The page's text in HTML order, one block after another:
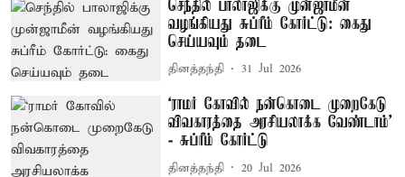
செந்தில் பாலாஜிக்கு முன்ஜாமீன்
வழங்கியது சுப்ரீம் கோர்ட்டு: கைது
செய்யவும் தடை
தினத்தந்தி 31 Jul 2026
‘ராமர் கோவில் நன்கொடை முறைகேடு
விவகாரத்தை அரசியலாக்க வேண்டாம்’
- சுப்ரீம் கோர்ட்டு
தினத்தந்தி 20 Jul 2026